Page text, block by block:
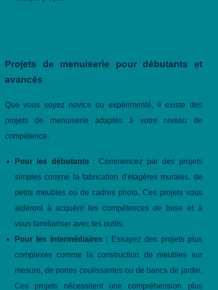
Projets de menuiserie pour débutants et
avancés
Que vous soyez novice ou expérimenté, il existe des
projets de menuiserie adaptés à votre niveau de
compétence.
Pour les débutants : Commencez par des projets
simples comme la fabrication d'étagères murales, de
petits meubles ou de cadres photo. Ces projets vous
aideront à acquérir les compétences de base et à
vous familiariser avec les outils.
Pour les intermédiaires : Essayez des projets plus
complexes comme la construction de meubles sur
mesure, de portes coulissantes ou de bancs de jardin.
Ces projets nécessitent une compréhension plus